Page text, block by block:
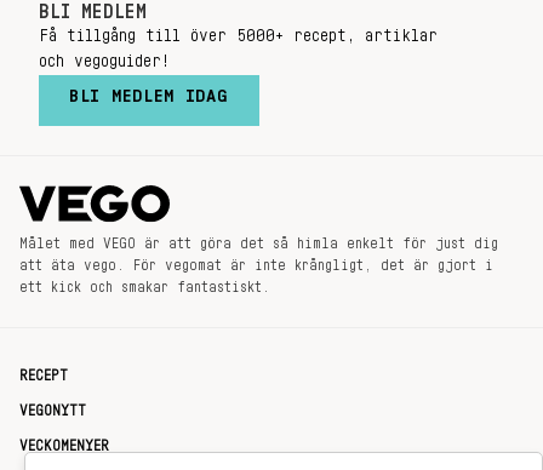
BLI MEDLEM
Få tillgång till över 5000+ recept, artiklar
och vegoguider!
BLI MEDLEM IDAG
Målet med VEGO är att göra det så himla enkelt för just dig
att äta vego. För vegomat är inte krångligt, det är gjort i
ett kick och smakar fantastiskt.
RECEPT
VEGONYTT
VECKOMENYER